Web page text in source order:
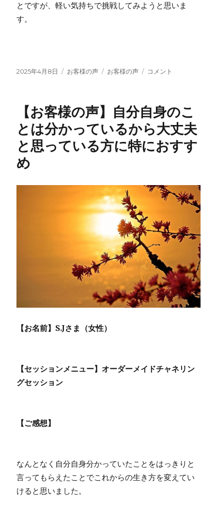
とですが、軽い気持ちで挑戦してみようと思いま
す。
投
2025年4月8日
カ
ー
お客様の声
タ
お客様の声
【お
声】
楽
し
く
生
め
自
分
で
自
分
を
出
し
て
コメント
【お客様の声】自分自身のこ
とは分かっているから大丈夫
と思っている方に特におすす
め
【お名前】S.Jさま（女性）
【セッションメニュー】オーダーメイドチャネリン
グセッション
【ご感想】
なんとなく自分自身分かっていたことをはっきりと
言ってもらえたことでこれからの生き方を変えてい
けると思いました。